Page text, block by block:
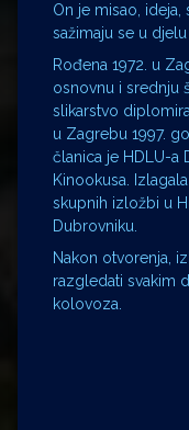
On je misao,
sažimaju se u djelu
Rođena 1972. u
osnovnu i srednju
slikarstvo
u Zagrebu 1997.
članica je HDLU-a
Kinookusa.
skupnih izložbi u
Dubrovniku.
Nakon otvorenja,
razgledati svakim
kolovoza.